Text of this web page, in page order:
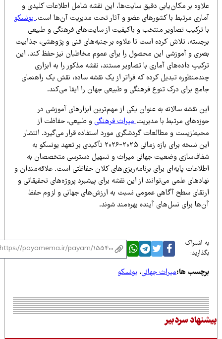
بر مکان‌یابی دقیق سایت‌ها، این نقشه شامل اطلاعات کلیدی و
مرتبط با کشورهای عضو و آثار تحت مدیریت آن‌ها است. یونسکو
ترکیب تصاویر منتخب و باکیفیت از سایت‌های فرهنگی و طبیعی
تلاش کرده است تا علاوه بر جنبه‌های فنی و پژوهشی، جذابیت
و آموزشی این محصول را برای عموم مخاطبان نیز حفظ کند. این
داده‌های آماری با تصاویر مستند، نقشه مذکور را به ابزاری
تبدیل کرده که فراتر از یک نقشه ساده، نقش یک راهنمای
برای درک تنوع فرهنگی و طبیعی جهان را ایفا می‌کند.
نقشه سالانه به عنوان یکی از مهم‌ترین ابزارهای آموزشی در
مرتبط با مدیریتمیراث فرهنگیو طبیعی، حفاظت از
و مطالعات گردشگری مورد استفاده قرار می‌گیرد. انتشار
این نسخه برای بازه زمانی ۲۰۲۵-۲۰۲۶ تأکیدی بر تعهد یونسکو به
وضعیت جهانی میراث و تسهیل دسترسی متخصصان به
پایه‌ای برای برنامه‌ریزی‌های کلان حفاظتی است. علاقه‌مندان و
علمی می‌توانند از این نقشه برای پیشبرد پروژه‌های تحقیقاتی و
سطح آگاهی عمومی نسبت به ارزش‌های جهانی و لزوم حفظ
برای نسل‌های آینده بهره‌مند شوند.
اشتراک
ها:میراث جهانی،یونسکو
سردبیر